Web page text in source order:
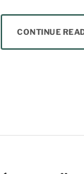
CONTINUE